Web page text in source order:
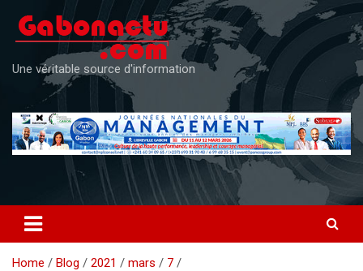
content
Une véritable source d'information
Home Blog 2021 mars
7